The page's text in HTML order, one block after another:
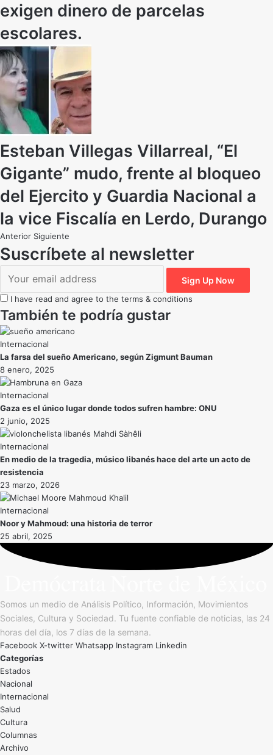
exigen dinero de parcelas
escolares.
Esteban Villegas Villarreal, “El
Gigante” mudo, frente al bloqueo
del Ejercito y Guardia Nacional a
la vice Fiscalía en Lerdo, Durango
Anterior Siguiente
Suscríbete al newsletter
I have read and agree to the terms & conditions
También te podría gustar
Internacional
La farsa del sueño Americano, según Zigmunt Bauman
8 enero, 2025
Internacional
Gaza es el único lugar donde todos sufren hambre: ONU
2 junio, 2025
Internacional
En medio de la tragedia, músico libanés hace del arte un acto de
resistencia
23 marzo, 2026
Internacional
Noor y Mahmoud: una historia de terror
25 abril, 2025
Somos un medio de Análisis Político, Información, Movimientos
Sociales, Cultura y Sociedad. Tu fuente confiable de noticias, las 24
horas del día, los 7 días de la semana.
Facebook X-twitter Whatsapp Instagram Linkedin
Categorías
Estados
Nacional
Internacional
Salud
Cultura
Archivo